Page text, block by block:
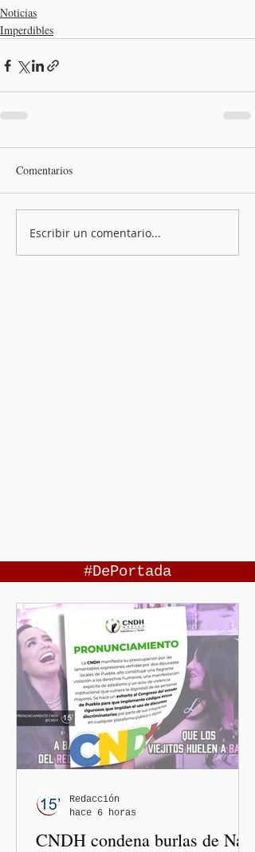
Noticias
Imperdibles
Comentarios
Escribir un comentario...
#DePortada
CNDH condena burlas de Nay
Redacción
hace 6 horas